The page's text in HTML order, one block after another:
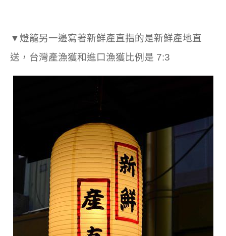
▼燈籠另一邊寫著新鮮產直指的是新鮮產地直
送，台灣產漁獲和進口漁獲比例是 7:3